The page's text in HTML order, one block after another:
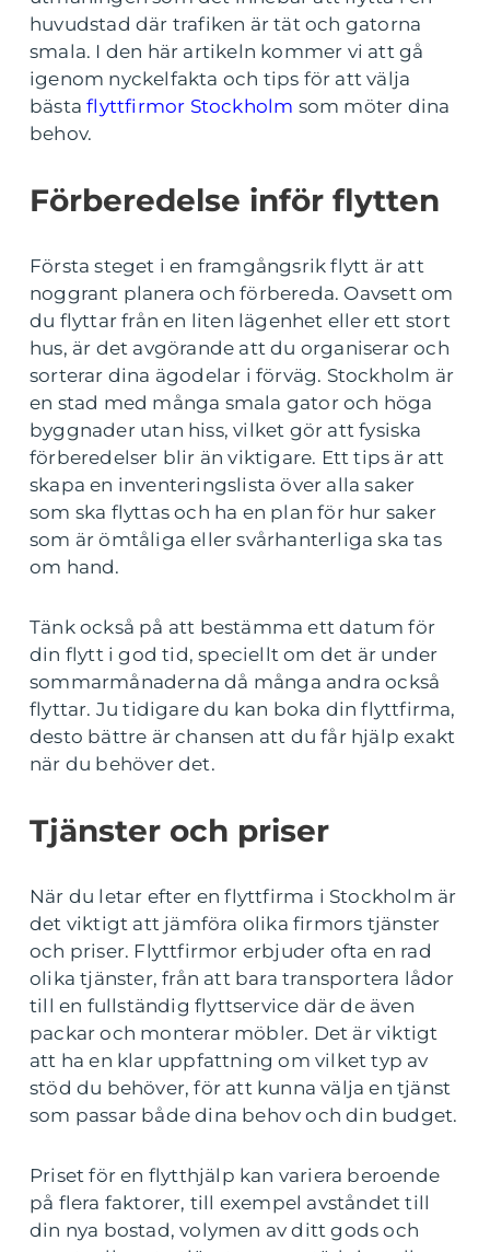
huvudstad där trafiken är tät och gatorna
smala. I den här artikeln kommer vi att gå
igenom nyckelfakta och tips för att välja
bästaflyttfirmor Stockholm som möter dina
behov.
Förberedelse inför flytten
Första steget i en framgångsrik flytt är att
noggrant planera och förbereda. Oavsett om
du flyttar från en liten lägenhet eller ett stort
hus, är det avgörande att du organiserar och
sorterar dina ägodelar i förväg. Stockholm är
en stad med många smala gator och höga
byggnader utan hiss, vilket gör att fysiska
förberedelser blir än viktigare. Ett tips är att
skapa en inventeringslista över alla saker
som ska flyttas och ha en plan för hur saker
som är ömtåliga eller svårhanterliga ska tas
om hand.
Tänk också på att bestämma ett datum för
din flytt i god tid, speciellt om det är under
sommarmånaderna då många andra också
flyttar. Ju tidigare du kan boka din flyttfirma,
desto bättre är chansen att du får hjälp exakt
när du behöver det.
Tjänster och priser
När du letar efter en flyttfirma i Stockholm är
det viktigt att jämföra olika firmors tjänster
och priser. Flyttfirmor erbjuder ofta en rad
olika tjänster, från att bara transportera lådor
till en fullständig flyttservice där de även
packar och monterar möbler. Det är viktigt
att ha en klar uppfattning om vilket typ av
stöd du behöver, för att kunna välja en tjänst
som passar både dina behov och din budget.
Priset för en flytthjälp kan variera beroende
på flera faktorer, till exempel avståndet till
din nya bostad, volymen av ditt gods och